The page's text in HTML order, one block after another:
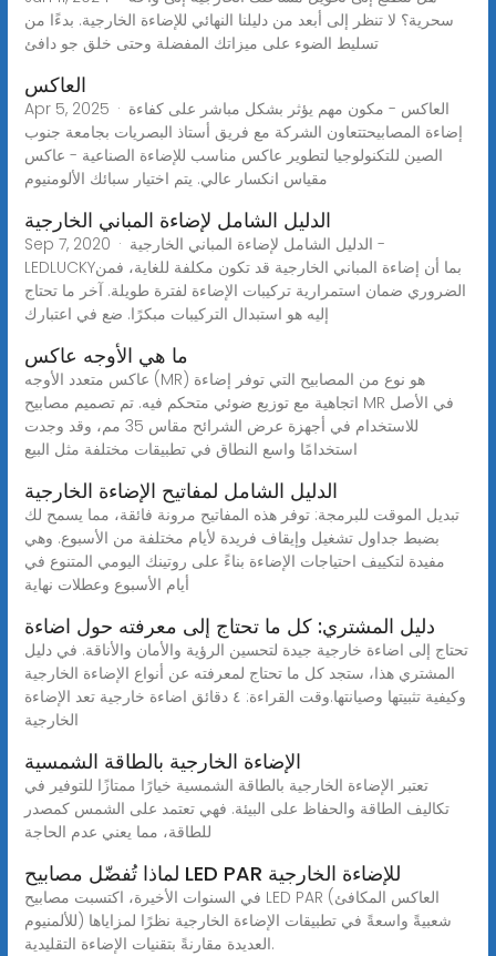
سحرية؟ لا تنظر إلى أبعد من دليلنا النهائي للإضاءة الخارجية. بدءًا من
تسليط الضوء على ميزاتك المفضلة وحتى خلق جو دافئ
العاكس
Apr 5, 2025 · العاكس - مكون مهم يؤثر بشكل مباشر على كفاءة
إضاءة المصابيحتتعاون الشركة مع فريق أستاذ البصريات بجامعة جنوب
الصين للتكنولوجيا لتطوير عاكس مناسب للإضاءة الصناعية - عاكس
مقياس انكسار عالي. يتم اختيار سبائك الألومنيوم
الدليل الشامل لإضاءة المباني الخارجية
Sep 7, 2020 · الدليل الشامل لإضاءة المباني الخارجية -
LEDLUCKYبما أن إضاءة المباني الخارجية قد تكون مكلفة للغاية، فمن
الضروري ضمان استمرارية تركيبات الإضاءة لفترة طويلة. آخر ما تحتاج
إليه هو استبدال التركيبات مبكرًا. ضع في اعتبارك
ما هي الأوجه عاكس
عاكس متعدد الأوجه (MR) هو نوع من المصابيح التي توفر إضاءة
اتجاهية مع توزيع ضوئي متحكم فيه. تم تصميم مصابيح MR في الأصل
للاستخدام في أجهزة عرض الشرائح مقاس 35 مم، وقد وجدت
استخدامًا واسع النطاق في تطبيقات مختلفة مثل البيع
الدليل الشامل لمفاتيح الإضاءة الخارجية
تبديل الموقت للبرمجة: توفر هذه المفاتيح مرونة فائقة، مما يسمح لك
بضبط جداول تشغيل وإيقاف فريدة لأيام مختلفة من الأسبوع. وهي
مفيدة لتكييف احتياجات الإضاءة بناءً على روتينك اليومي المتنوع في
أيام الأسبوع وعطلات نهاية
دليل المشتري: كل ما تحتاج إلى معرفته حول اضاءة
تحتاج إلى اضاءة خارجية جيدة لتحسين الرؤية والأمان والأناقة. في دليل
المشتري هذا، ستجد كل ما تحتاج لمعرفته عن أنواع الإضاءة الخارجية
وكيفية تثبيتها وصيانتها.وقت القراءة: ٤ دقائق اضاءة خارجية تعد الإضاءة
الخارجية
الإضاءة الخارجية بالطاقة الشمسية
تعتبر الإضاءة الخارجية بالطاقة الشمسية خيارًا ممتازًا للتوفير في
تكاليف الطاقة والحفاظ على البيئة. فهي تعتمد على الشمس كمصدر
للطاقة، مما يعني عدم الحاجة
لماذا تُفضّل مصابيح LED PAR للإضاءة الخارجية
في السنوات الأخيرة، اكتسبت مصابيح LED PAR (العاكس المكافئ
للألمنيوم) شعبيةً واسعةً في تطبيقات الإضاءة الخارجية نظرًا لمزاياها
العديدة مقارنةً بتقنيات الإضاءة التقليدية.